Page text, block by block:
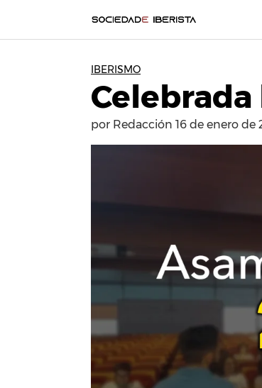
IBERISMO
por Redacción 16 de enero de